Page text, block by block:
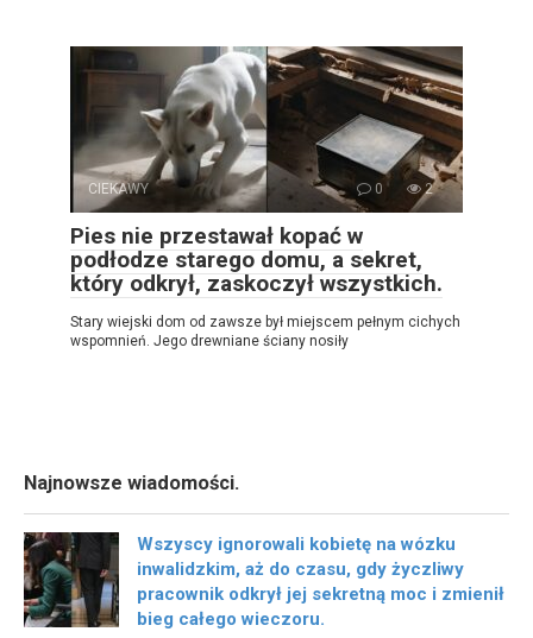
CIEKAWY 0 2
Pies nie przestawał kopać w
podłodze starego domu, a sekret,
który odkrył, zaskoczył wszystkich.
Stary wiejski dom od zawsze był miejscem pełnym cichych
wspomnień. Jego drewniane ściany nosiły
Najnowsze wiadomości.
Wszyscy ignorowali kobietę na wózku
inwalidzkim, aż do czasu, gdy życzliwy
pracownik odkrył jej sekretną moc i zmienił
bieg całego wieczoru.